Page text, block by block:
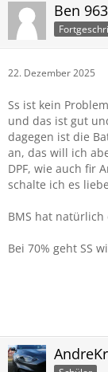
Ben 963
22. Dezember 2025
Ss ist kein
und das ist gut
dagegen ist die
an, das will ich
DPF, wie auch fir
schalte ich es
BMS hat
Bei 70% geht SS
AndreKr